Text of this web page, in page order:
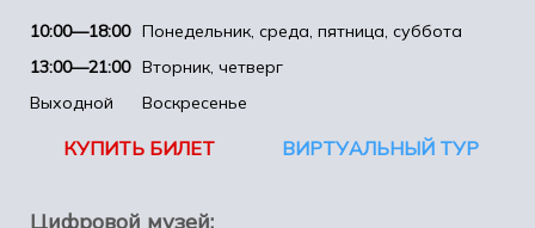
10:00—18:00 Понедельник, среда, пятница, суббота
13:00—21:00 Вторник, четверг
Выходной
Воскресенье
КУПИТЬ БИЛЕТ ВИРТУАЛЬНЫЙ ТУР
Цифровой музей: